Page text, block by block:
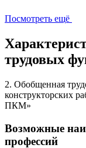
Посмотреть ещё
трудовых
2. Обобщенная
конструкторских
ПКМ»
Возможные
профессий